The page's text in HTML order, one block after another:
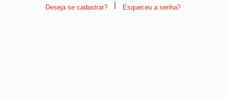
Deseja se cadastrar? | Esqueceu a senha?